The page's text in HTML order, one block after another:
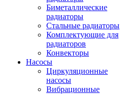
Биметаллические
радиаторы
Стальные радиаторы
Комплектующие для
радиаторов
Конвекторы
Насосы
Циркуляционные
насосы
Вибрационные